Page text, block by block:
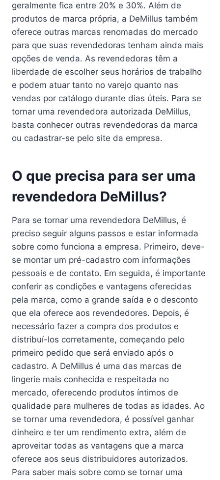
geralmente fica entre 20% e 30%. Além de
produtos de marca própria, a DeMillus também
oferece outras marcas renomadas do mercado
para que suas revendedoras tenham ainda mais
opções de venda. As revendedoras têm a
liberdade de escolher seus horários de trabalho
e podem atuar tanto no varejo quanto nas
vendas por catálogo durante dias úteis. Para se
tornar uma revendedora autorizada DeMillus,
basta conhecer outras revendedoras da marca
ou cadastrar-se pelo site da empresa.
O que precisa para ser uma
revendedora DeMillus?
Para se tornar uma revendedora DeMillus, é
preciso seguir alguns passos e estar informada
sobre como funciona a empresa. Primeiro, deve-
se montar um pré-cadastro com informações
pessoais e de contato. Em seguida, é importante
conferir as condições e vantagens oferecidas
pela marca, como a grande saída e o desconto
que ela oferece aos revendedores. Depois, é
necessário fazer a compra dos produtos e
distribuí-los corretamente, começando pelo
primeiro pedido que será enviado após o
cadastro. A DeMillus é uma das marcas de
lingerie mais conhecida e respeitada no
mercado, oferecendo produtos íntimos de
qualidade para mulheres de todas as idades. Ao
se tornar uma revendedora, é possível ganhar
dinheiro e ter um rendimento extra, além de
aproveitar todas as vantagens que a marca
oferece aos seus distribuidores autorizados.
Para saber mais sobre como se tornar uma